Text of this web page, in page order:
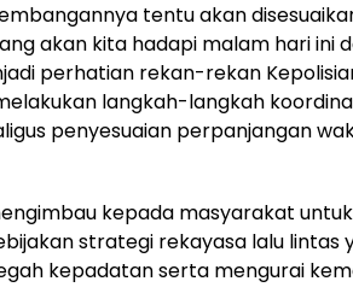
tentu akan
akan kita hadapi malam hari ini
perhatian rekan-rekan
langkah-langkah
penyesuaian perpanjangan
kepada masyarakat
strategi rekayasa lalu lintas
kepadatan serta mengurai